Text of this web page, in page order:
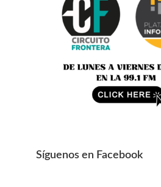
Síguenos en Facebook